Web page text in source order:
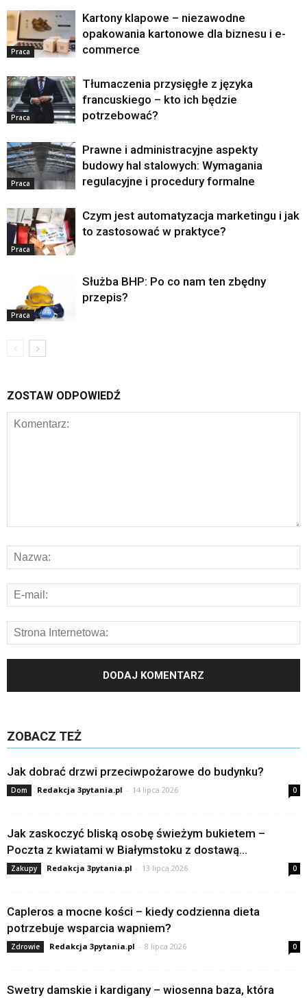
Praca
Kartony klapowe – niezawodne
opakowania kartonowe dla biznesu i e-
commerce
Praca
Tłumaczenia przysięgłe z języka
francuskiego – kto ich będzie
potrzebować?
Praca
Prawne i administracyjne aspekty
budowy hal stalowych: Wymagania
regulacyjne i procedury formalne
Praca
Czym jest automatyzacja marketingu i jak
to zastosować w praktyce?
Praca
Służba BHP: Po co nam ten zbędny
przepis?
ZOSTAW ODPOWIEDŹ
ZOBACZ TEŻ
Jak dobrać drzwi przeciwpożarowe do budynku?
Dom Redakcja 3pytania.pl - 14 lipca 2026 0
Jak zaskoczyć bliską osobę świeżym bukietem –
Poczta z kwiatami w Białymstoku z dostawą...
Zakupy Redakcja 3pytania.pl - 13 lipca 2026 0
Capleros a mocne kości – kiedy codzienna dieta
potrzebuje wsparcia wapniem?
Zdrowie Redakcja 3pytania.pl - 8 lipca 2026 0
Swetry damskie i kardigany – wiosenna baza, która